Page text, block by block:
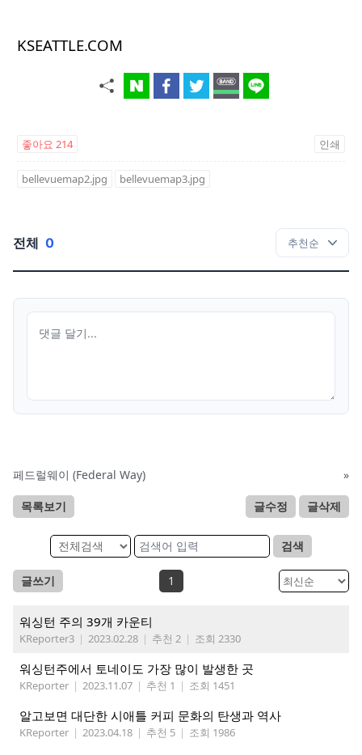
KSEATTLE.COM
좋아요 214 인쇄
bellevuemap2.jpg bellevuemap3.jpg
전체 0
페드럴웨이 (Federal Way) »
목록보기 글수정 글삭제
검색
글쓰기 1
워싱턴 주의 39개 카운티
KReporter3 | 2023.02.28 | 추천 2 | 조회 2330
워싱턴주에서 토네이도 가장 많이 발생한 곳
KReporter | 2023.11.07 | 추천 1 | 조회 1451
알고보면 대단한 시애틀 커피 문화의 탄생과 역사
KReporter | 2023.04.18 | 추천 5 | 조회 1986